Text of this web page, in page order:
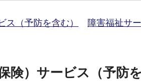
ス（予防を含む） 障害福祉サ
険）サービス（予防を